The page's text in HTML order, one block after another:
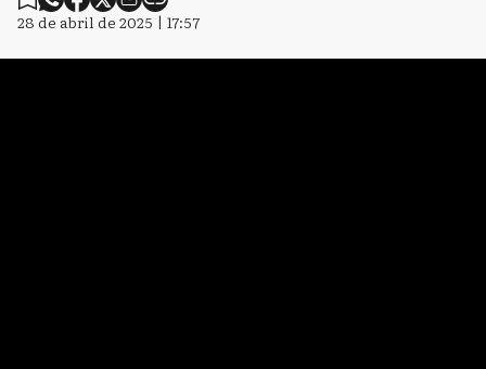
28 de abril de 2025 | 17:57